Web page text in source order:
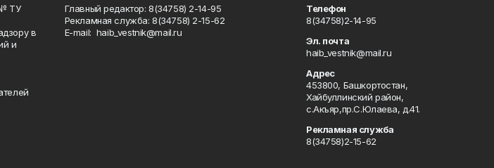
ТУ
в
и
Главный редактор: 8(34758) 2-14-95
Рекламная служба: 8(34758) 2-15-62
Е-mаil: haib_vestnik@mail.ru
Телефон
8(34758)2-14-95
Эл. почта
haib_vestnik@mail.ru
Адрес
453800, Башкортостан,
Хайбуллинский район,
с.Акъяр,пр.С.Юлаева, д.41.
Рекламная служба
8(34758)2-15-62